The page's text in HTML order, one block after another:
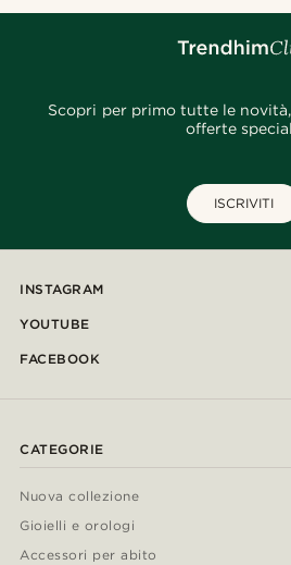
Scopri per primo tutte le
offerte
ISCRIVITI
INSTAGRAM
YOUTUBE
FACEBOOK
CATEGORIE
Nuova collezione
Gioielli e orologi
Accessori per abito